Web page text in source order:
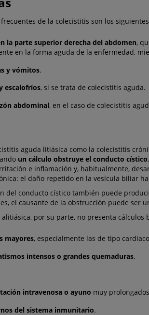
de la colecistitis son los
la parte superior derecha del abdomen,
en la forma aguda de la enfermedad,
y vómitos.
escalofríos, si se trata de colecistitis aguda.
abdominal, en el caso de colecistitis
aguda litiásica como la colecistitis
un cálculo obstruye el conducto cístico
e inflamación y, habitualmente,
el daño repetido en la vesícula biliar
del conducto cístico también puede
el causante de la obstrucción puede ser
alitiásica, por su parte, no presenta
mayores, especialmente las de tipo
intensos o grandes quemaduras.
intravenosa o ayuno muy
del sistema inmunitario.